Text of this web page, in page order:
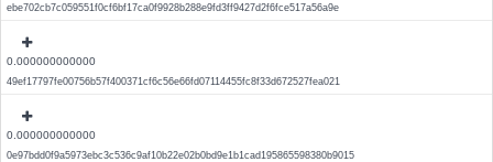
ebe702cb7c059551f0cf6bf17ca0f9928b288e9fd3ff9427d2f6fce517a56a9e
0.000000000000
49ef17797fe00756b57f400371cf6c56e66fd07114455fc8f33d672527fea021
0.000000000000
0e97bdd0f9a5973ebc3c536c9af10b22e02b0bd9e1b1cad195865598380b9015